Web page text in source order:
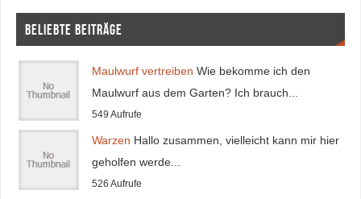
Beliebte Beiträge
Maulwurf vertreiben Wie bekomme ich den
Maulwurf aus dem Garten? Ich brauch...
549 Aufrufe
Warzen Hallo zusammen, vielleicht kann mir hier
geholfen werde...
526 Aufrufe